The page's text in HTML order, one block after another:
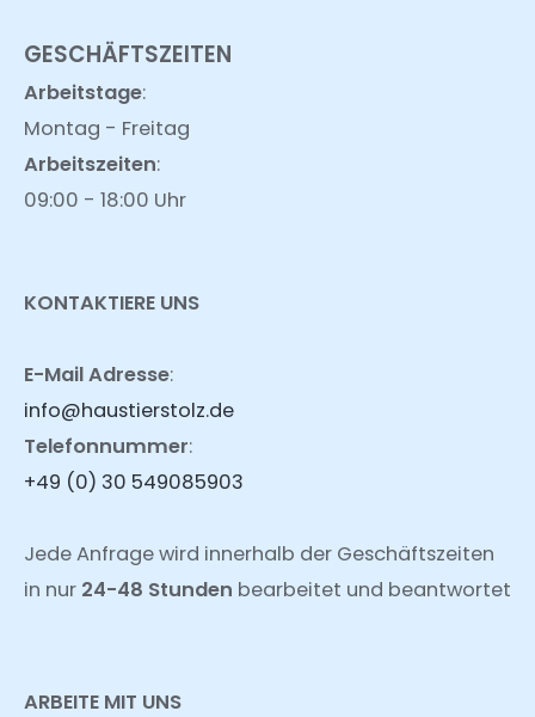
GESCHÄFTSZEITEN
Arbeitstage:
Montag - Freitag
Arbeitszeiten:
09:00 - 18:00 Uhr
KONTAKTIERE UNS
E-Mail Adresse:
info@haustierstolz.de
Telefonnummer:
+49 (0) 30 549085903
Jede Anfrage wird innerhalb der Geschäftszeiten
in nur 24-48 Stunden bearbeitet und beantwortet
ARBEITE MIT UNS